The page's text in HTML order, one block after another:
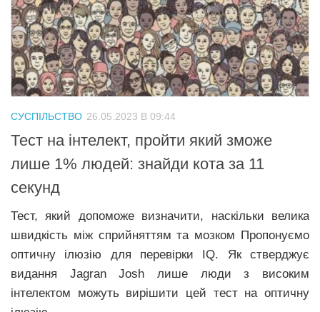
СУСПІЛЬСТВО 26.05.2023 В 09:44
Тест на інтелект, пройти який зможе
лише 1% людей: знайди кота за 11
секунд
Тест, який допоможе визначити, наскільки велика
швидкість між сприйняттям та мозком Пропонуємо
оптичну ілюзію для перевірки IQ. Як стверджує
видання Jagran Josh лише люди з високим
інтелектом можуть вирішити цей тест на оптичну